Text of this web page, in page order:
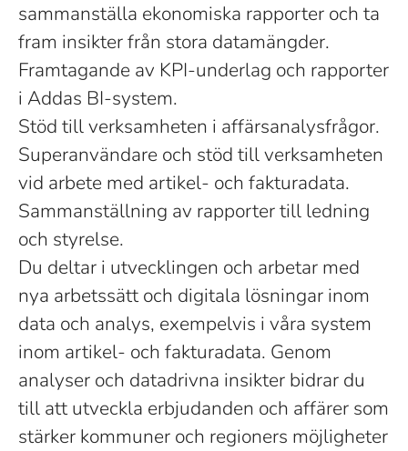
sammanställa ekonomiska rapporter och ta
fram insikter från stora datamängder.
Framtagande av KPI-underlag och rapporter
i Addas BI-system.
Stöd till verksamheten i affärsanalysfrågor.
Superanvändare och stöd till verksamheten
vid arbete med artikel- och fakturadata.
Sammanställning av rapporter till ledning
och styrelse.
Du deltar i utvecklingen och arbetar med
nya arbetssätt och digitala lösningar inom
data och analys, exempelvis i våra system
inom artikel- och fakturadata. Genom
analyser och datadrivna insikter bidrar du
till att utveckla erbjudanden och affärer som
stärker kommuner och regioners möjligheter